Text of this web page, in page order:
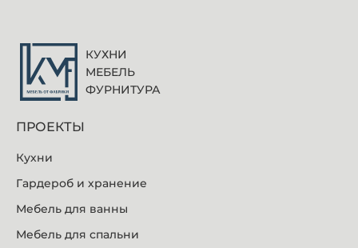
КУХНИ
МЕБЕЛЬ
ФУРНИТУРА
ПРОЕКТЫ
Кухни
Гардероб и хранение
Мебель для ванны
Мебель для спальни